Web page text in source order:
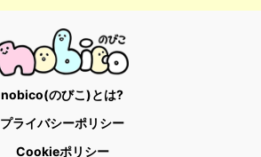
nobico(のびこ)とは?
プライバシーポリシー
Cookieポリシー